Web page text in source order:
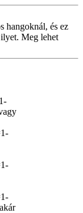
hangoknál, és ez
Meg lehet